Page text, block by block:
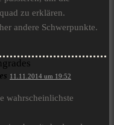
zu erklären.
andere Schwerpunkte.
11.11.2014 um 19:52
wahrscheinlichste